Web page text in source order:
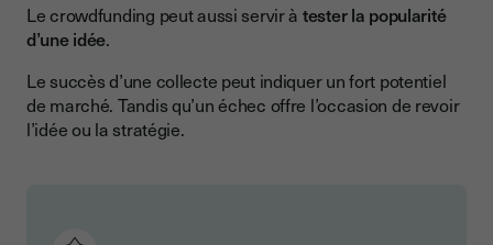
Le crowdfunding peut aussi servir à tester la popularité
d’une idée.
Le succès d’une collecte peut indiquer un fort potentiel
de marché. Tandis qu’un échec offre l’occasion de revoir
l’idée ou la stratégie.